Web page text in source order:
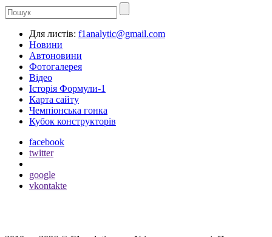
Для листів: f1analytic@gmail.com
Новини
Автоновини
Фотогалерея
Відео
Історія Формули-1
Карта сайту
Чемпіонська гонка
Кубок конструкторів
facebook
twitter
google
vkontakte